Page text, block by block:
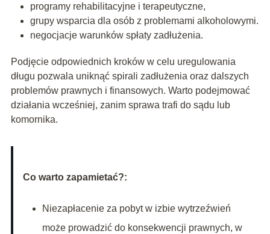
programy rehabilitacyjne i terapeutyczne,
grupy wsparcia dla osób z problemami alkoholowymi.
negocjacje warunków spłaty zadłużenia.
Podjęcie odpowiednich kroków w celu uregulowania
długu pozwala uniknąć spirali zadłużenia oraz dalszych
problemów prawnych i finansowych. Warto podejmować
działania wcześniej, zanim sprawa trafi do sądu lub
komornika.
Co warto zapamietać?:
Niezapłacenie za pobyt w izbie wytrzeźwień
może prowadzić do konsekwencji prawnych, w